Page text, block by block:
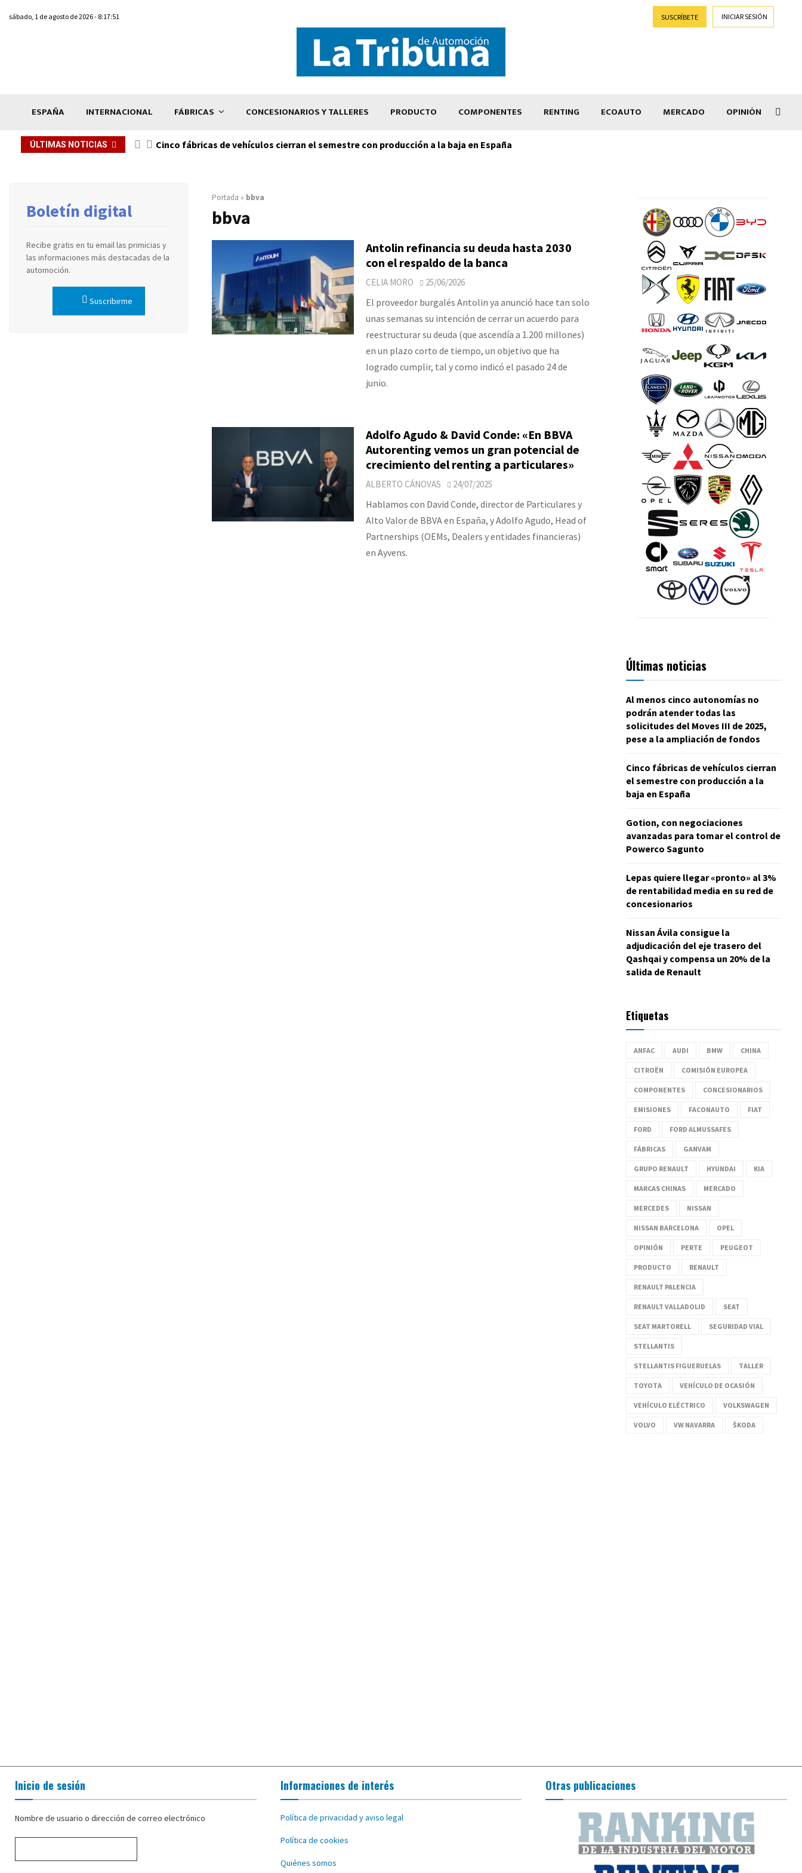
sábado, 1 de agosto de 2026 - 8:17:51 SUSCRÍBETE INICIAR SESIÓN
ESPAÑA INTERNACIONAL FÁBRICAS CONCESIONARIOS Y TALLERES PRODUCTO COMPONENTES RENTING ECOAUTO MERCADO OPINIÓN
ÚLTIMAS NOTICIAS Cinco fábricas de vehículos cierran el semestre con producción a la baja en España
Portada » bbva
bbva
Antolin refinancia su deuda hasta 2030
con el respaldo de la banca
CELIA MORO 25/06/2026
El proveedor burgalés Antolin ya anunció hace tan solo
unas semanas su intención de cerrar un acuerdo para
reestructurar su deuda (que ascendía a 1.200 millones)
en un plazo corto de tiempo, un objetivo que ha
logrado cumplir, tal y como indicó el pasado 24 de
junio.
Adolfo Agudo & David Conde: «En BBVA
Autorenting vemos un gran potencial de
crecimiento del renting a particulares»
ALBERTO CÁNOVAS 24/07/2025
Hablamos con David Conde, director de Particulares y
Alto Valor de BBVA en España, y Adolfo Agudo, Head of
Partnerships (OEMs, Dealers y entidades financieras)
en Ayvens.
Boletín digital
Recibe gratis en tu email las primicias y
las informaciones más destacadas de la
automoción.
Suscribirme
Últimas noticias
Al menos cinco autonomías no
podrán atender todas las
solicitudes del Moves III de 2025,
pese a la ampliación de fondos
Cinco fábricas de vehículos cierran
el semestre con producción a la
baja en España
Gotion, con negociaciones
avanzadas para tomar el control de
Powerco Sagunto
Lepas quiere llegar «pronto» al 3%
de rentabilidad media en su red de
concesionarios
Nissan Ávila consigue la
adjudicación del eje trasero del
Qashqai y compensa un 20% de la
salida de Renault
Etiquetas
ANFAC AUDI BMW CHINA
CITROËN COMISIÓN EUROPEA
COMPONENTES CONCESIONARIOS
EMISIONES FACONAUTO FIAT
FORD FORD ALMUSSAFES
FÁBRICAS GANVAM
GRUPO RENAULT HYUNDAI KIA
MARCAS CHINAS MERCADO
MERCEDES NISSAN
NISSAN BARCELONA OPEL
OPINIÓN PERTE PEUGEOT
PRODUCTO RENAULT
RENAULT PALENCIA
RENAULT VALLADOLID SEAT
SEAT MARTORELL SEGURIDAD VIAL
STELLANTIS
STELLANTIS FIGUERUELAS TALLER
TOYOTA VEHÍCULO DE OCASIÓN
VEHÍCULO ELÉCTRICO VOLKSWAGEN
VOLVO VW NAVARRA ŠKODA
Inicio de sesión
Nombre de usuario o dirección de correo electrónico
Informaciones de interés
Política de privacidad y aviso legal
Política de cookies
Quiénes somos
Otras publicaciones